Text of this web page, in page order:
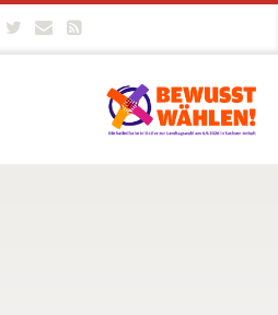
kfd Magdeburg